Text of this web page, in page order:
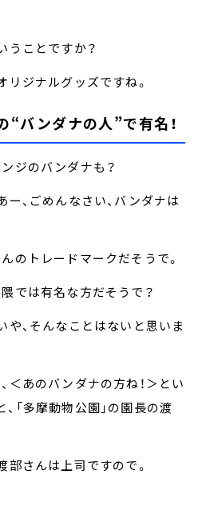
うことですか？
リジナルグッズですね。
“バンダナの人”で有名！
ジのバンダナも？
ー、ごめんなさい、バンダナは
のトレードマークだそうで。
では有名な方だそうで？
や、そんなことはないと思いま
＜あのバンダナの方ね！＞とい
「多摩動物公園」の園長の渡
部さんは上司ですので。